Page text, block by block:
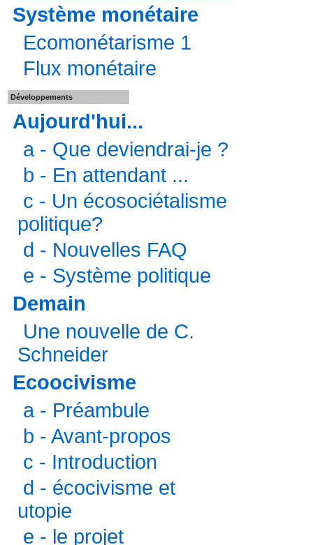
Système monétaire
Ecomonétarisme 1
Flux monétaire
Développements
Aujourd'hui...
a - Que deviendrai-je ?
b - En attendant ...
c - Un écosociétalisme
politique?
d - Nouvelles FAQ
e - Système politique
Demain
Une nouvelle de C.
Schneider
Ecoocivisme
a - Préambule
b - Avant-propos
c - Introduction
d - écocivisme et
utopie
e - le projet